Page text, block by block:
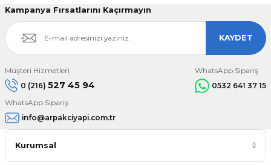
Kampanya Fırsatlarını Kaçırmayın
KAYDET
Müşteri Hizmetleri
0 (216) 527 45 94
WhatsApp Sipariş
0532 641 37 15
WhatsApp Sipariş
info@arpakciyapi.com.tr
Kurumsal